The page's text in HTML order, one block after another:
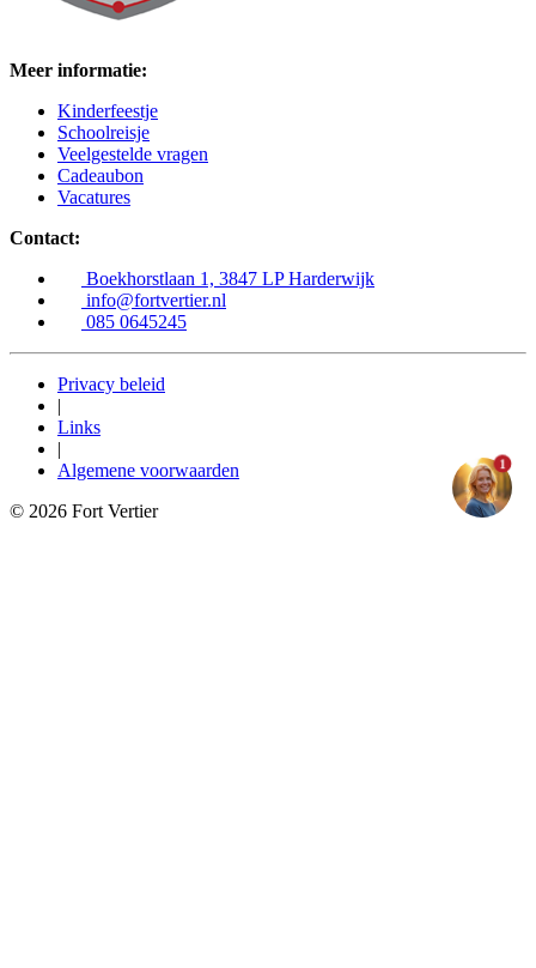
Meer informatie:
Kinderfeestje
Schoolreisje
Veelgestelde vragen
Cadeaubon
Vacatures
Contact:
Boekhorstlaan 1, 3847 LP Harderwijk
info@fortvertier.nl
085 0645245
Privacy beleid
|
Links
|
Algemene voorwaarden
© 2026 Fort Vertier
1